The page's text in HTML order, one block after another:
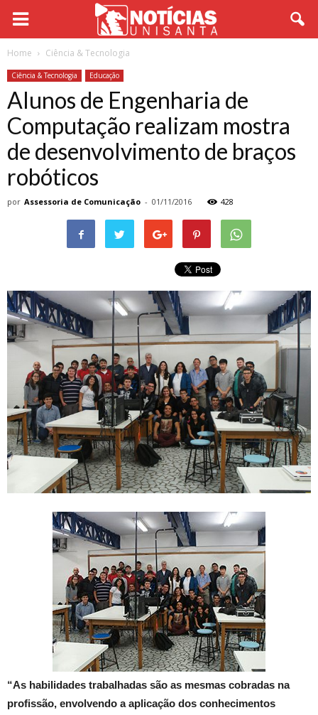
Home Ciência & Tecnologia
Ciência & Tecnologia Educação
Alunos de Engenharia de
Computação realizam mostra
de desenvolvimento de braços
robóticos
por Assessoria de Comunicação - 01/11/2016 428
“As habilidades trabalhadas são as mesmas cobradas na
profissão, envolvendo a aplicação dos conhecimentos